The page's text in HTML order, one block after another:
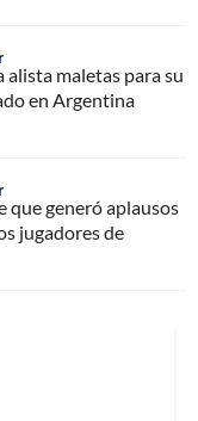
maletas para su
en Argentina
que generó aplausos
jugadores de